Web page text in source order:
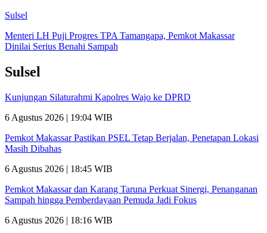
Sulsel
Menteri LH Puji Progres TPA Tamangapa, Pemkot Makassar
Dinilai Serius Benahi Sampah
Sulsel
Kunjungan Silaturahmi Kapolres Wajo ke DPRD
6 Agustus 2026 | 19:04 WIB
Pemkot Makassar Pastikan PSEL Tetap Berjalan, Penetapan Lokasi
Masih Dibahas
6 Agustus 2026 | 18:45 WIB
Pemkot Makassar dan Karang Taruna Perkuat Sinergi, Penanganan
Sampah hingga Pemberdayaan Pemuda Jadi Fokus
6 Agustus 2026 | 18:16 WIB